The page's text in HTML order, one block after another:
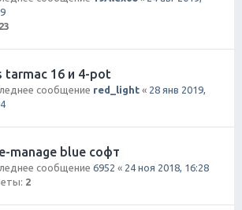
23
tarmac 16 и 4-pot
сообщение red_light « 28 янв 2019,
manage blue софт
сообщение 6952 « 24 ноя 2018, 16:28
2